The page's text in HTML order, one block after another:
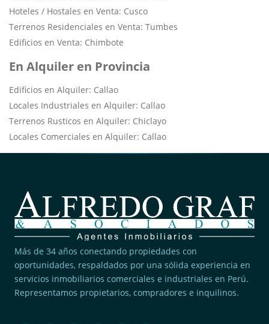
Hoteles / Hostales en Venta: Cusco
Terrenos Residenciales en Venta: Tumbes
Edificios en Venta: Chimbote
En Alquiler en Provincia
Edificios en Alquiler: Callao
Locales Industriales en Alquiler: Callao
Terrenos Rusticos en Alquiler: Chiclayo
Locales Comerciales en Alquiler: Callao
Más de 34 años conectando propiedades con
oportunidades, respaldados por una sólida experiencia en
servicios inmobiliarios comerciales e industriales en Perú.
Representamos propietarios, compradores e inquilinos.